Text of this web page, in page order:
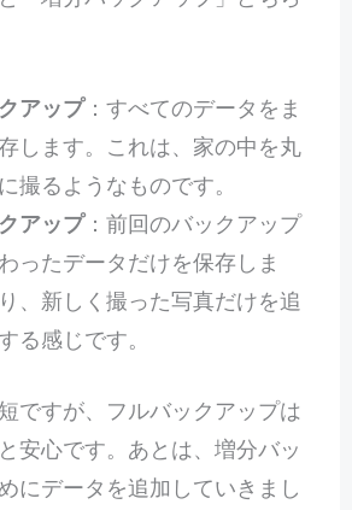
アップ：すべてのデータをま
します。これは、家の中を丸
撮るようなものです。
アップ：前回のバックアップ
ったデータだけを保存しま
、新しく撮った写真だけを追
る感じです。
ですが、フルバックアップは
安心です。あとは、増分バッ
にデータを追加していきまし